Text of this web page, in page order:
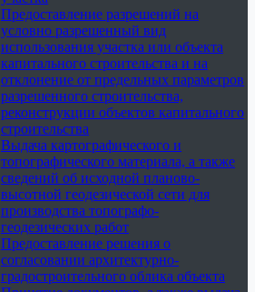
Предоставление разрешений на
условно разрешенный вид
использования участка или объекта
капитального строительства и на
отклонение от предельных параметров
разрешенного строительства,
реконструкции объектов капитального
строительства
Выдача картографического и
топографического материала, а также
сведений об исходной планово-
высотной геодезической сети для
производства топографо-
геодезических работ
Предоставление решения о
согласовании архитектурно-
градостроительного облика объекта